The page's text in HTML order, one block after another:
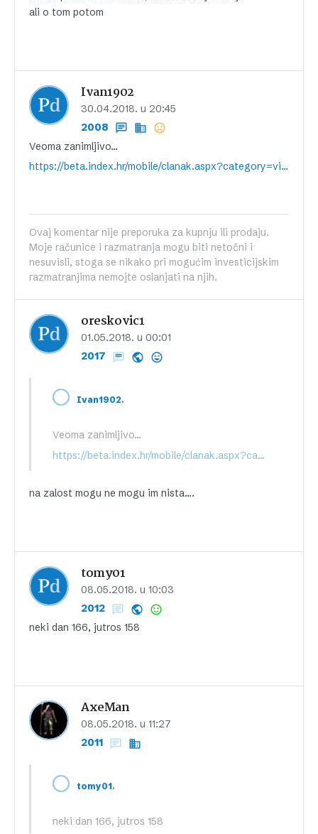
ali o tom potom
Ivan1902
30.04.2018. u 20:45
2008
Veoma zanimljivo…
https://beta.index.hr/mobile/clanak.aspx?category=vijesti&id=1041943
Ovaj komentar nije preporuka za kupnju ili prodaju.
Moje računice i razmatranja mogu biti netočni i
nesuvisli, stoga se nikako pri mogućim investicijskim
razmatranjima nemojte oslanjati na njih.
oreskovic1
01.05.2018. u 00:01
2017
Ivan1902,
Veoma zanimljivo…
https://beta.index.hr/mobile/clanak.aspx?category=vijesti&id=1041943
na zalost mogu ne mogu im nista….
tomy01
08.05.2018. u 10:03
2012
neki dan 166, jutros 158
AxeMan
08.05.2018. u 11:27
2011
tomy01,
neki dan 166, jutros 158